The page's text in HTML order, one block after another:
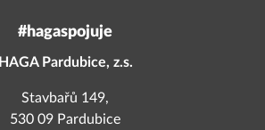
#hagaspojuje
HAGA Pardubice, z.s.
Stavbařů 149,
530 09 Pardubice